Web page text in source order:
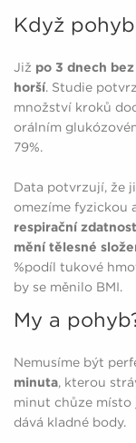
Když
Již po 3 dnech
horší. Studie
množství kroků
orálním
79%.
Data potvrzují, že
omezíme fyzickou
respirační
mění tělesné
%podíl tukové
by se měnilo BMI.
My a
Nemusíme být
minuta, kterou
minut chůze místo
dává kladné body.